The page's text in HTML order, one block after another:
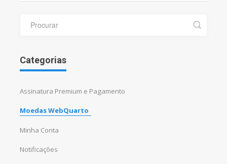
Categorias
Assinatura Premium e Pagamento
Moedas WebQuarto
Minha Conta
Notificações